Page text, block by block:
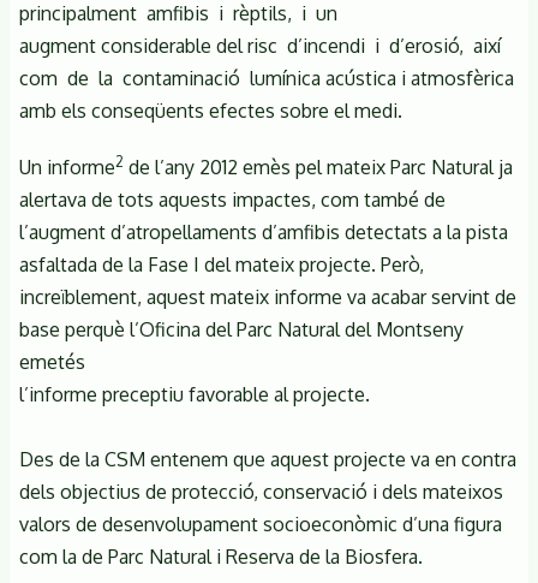
principalment amfibis i rèptils, i un
augment considerable del risc d’incendi i d’erosió, així
com de la contaminació lumínica acústica i atmosfèrica
amb els conseqüents efectes sobre el medi.
Un informe2 de l’any 2012 emès pel mateix Parc Natural ja
alertava de tots aquests impactes, com també de
l’augment d’atropellaments d’amfibis detectats a la pista
asfaltada de la Fase I del mateix projecte. Però,
increïblement, aquest mateix informe va acabar servint de
base perquè l’Oficina del Parc Natural del Montseny
emetés
l’informe preceptiu favorable al projecte.
Des de la CSM entenem que aquest projecte va en contra
dels objectius de protecció, conservació i dels mateixos
valors de desenvolupament socioeconòmic d’una figura
com la de Parc Natural i Reserva de la Biosfera.